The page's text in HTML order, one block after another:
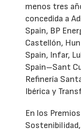
menos tres
concedida a
Spain, BP
Castellón,
Spain, Infar,
Spain–Sant
Refinería
Ibérica y
En los